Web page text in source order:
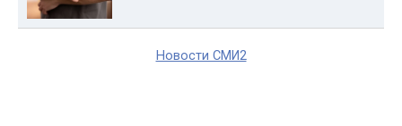
Новости СМИ2